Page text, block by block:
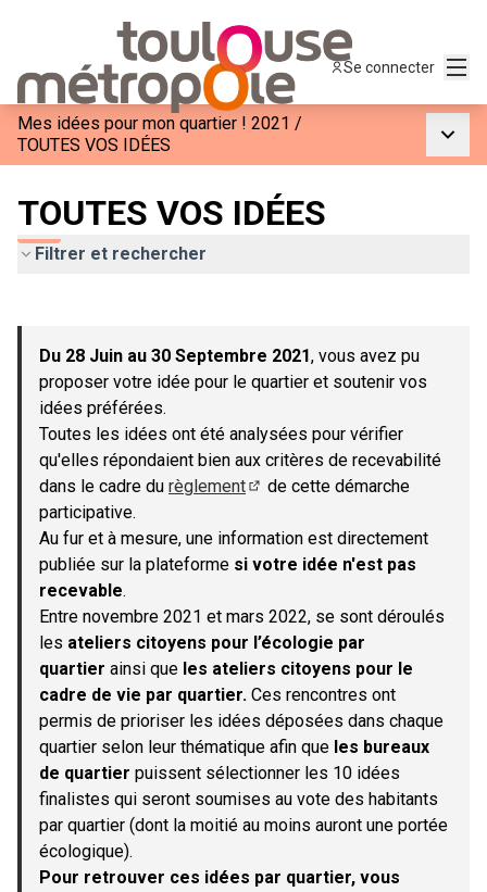
Se connecter
Mes idées pour mon quartier ! 2021 /
TOUTES VOS IDÉES
TOUTES VOS IDÉES
Filtrer et rechercher
−
Du 28 Juin au 30 Septembre 2021, vous avez pu
proposer votre idée pour le quartier et soutenir vos
idées préférées.
Toutes les idées ont été analysées pour vérifier
qu'elles répondaient bien aux critères de recevabilité
dans le cadre du règlement
de cette démarche
participative.
Au fur et à mesure, une information est directement
publiée sur la plateforme si votre idée n'est pas
recevable.
Entre novembre 2021 et mars 2022, se sont déroulés
les ateliers citoyens pour l’écologie par
quartier ainsi que les ateliers citoyens pour le
cadre de vie par quartier. Ces rencontres ont
permis de prioriser les idées déposées dans chaque
quartier selon leur thématique afin que les bureaux
de quartier puissent sélectionner les 10 idées
finalistes qui seront soumises au vote des habitants
par quartier (dont la moitié au moins auront une portée
écologique).
Pour retrouver ces idées par quartier, vous